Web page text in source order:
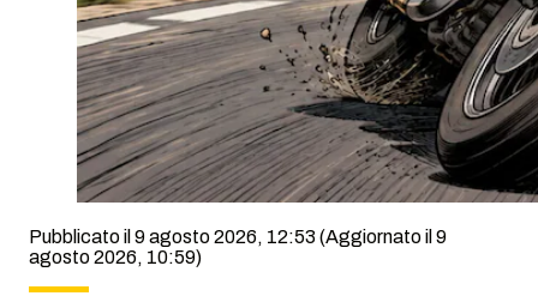
Pubblicato il 9 agosto 2026, 12:53 (Aggiornato il 9
agosto 2026, 10:59)